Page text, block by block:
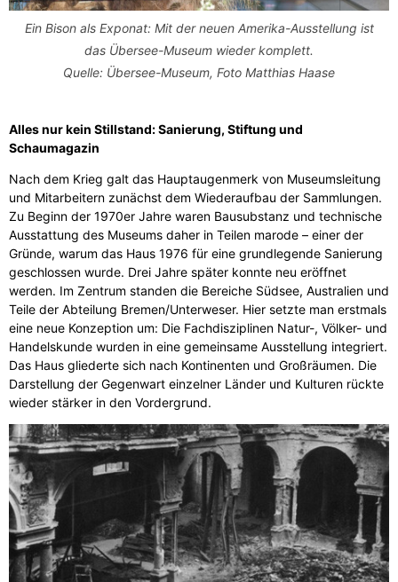
Ein Bison als Exponat: Mit der neuen Amerika-Ausstellung ist
das Übersee-Museum wieder komplett.
Quelle: Übersee-Museum, Foto Matthias Haase
Alles nur kein Stillstand: Sanierung, Stiftung und
Schaumagazin
Nach dem Krieg galt das Hauptaugenmerk von Museumsleitung
und Mitarbeitern zunächst dem Wiederaufbau der Sammlungen.
Zu Beginn der 1970er Jahre waren Bausubstanz und technische
Ausstattung des Museums daher in Teilen marode – einer der
Gründe, warum das Haus 1976 für eine grundlegende Sanierung
geschlossen wurde. Drei Jahre später konnte neu eröffnet
werden. Im Zentrum standen die Bereiche Südsee, Australien und
Teile der Abteilung Bremen/Unterweser. Hier setzte man erstmals
eine neue Konzeption um: Die Fachdisziplinen Natur-, Völker- und
Handelskunde wurden in eine gemeinsame Ausstellung integriert.
Das Haus gliederte sich nach Kontinenten und Großräumen. Die
Darstellung der Gegenwart einzelner Länder und Kulturen rückte
wieder stärker in den Vordergrund.